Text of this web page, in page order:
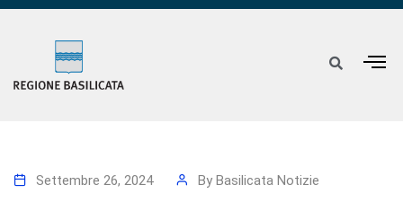
Settembre 26, 2024 By Basilicata Notizie